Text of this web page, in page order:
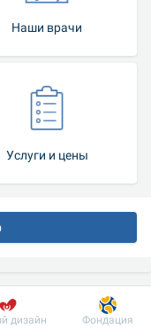
Наши врачи
Услуги и цены
Пациенту
дизайн Фондация